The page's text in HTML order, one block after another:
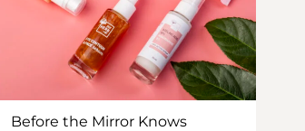
Before the Mirror Knows